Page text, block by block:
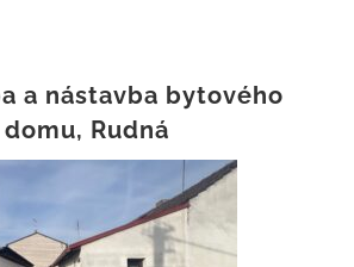
a nástavba bytového
domu, Rudná